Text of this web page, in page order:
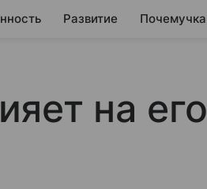
Развитие Почемучка
на его